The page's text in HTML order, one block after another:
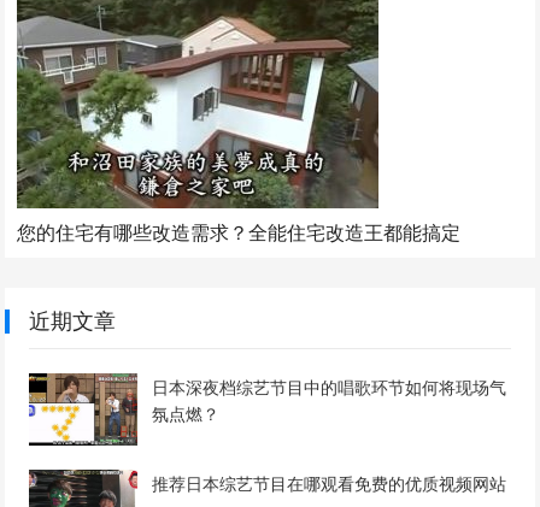
您的住宅有哪些改造需求？全能住宅改造王都能搞定
近期文章
日本深夜档综艺节目中的唱歌环节如何将现场气
氛点燃？
推荐日本综艺节目在哪观看免费的优质视频网站